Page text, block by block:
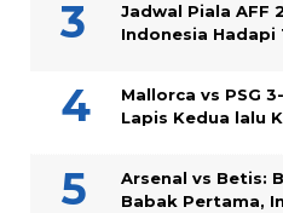
Jadwal Piala AFF
Indonesia Hadapi
Mallorca vs PSG
Lapis Kedua lalu
Arsenal vs Betis:
Babak Pertama,